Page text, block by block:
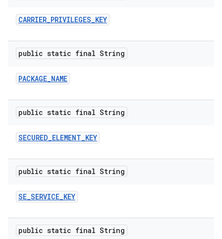
CARRIER_PRIVILEGES_KEY
public static final String
PACKAGE_NAME
public static final String
SECURED_ELEMENT_KEY
public static final String
SE_SERVICE_KEY
public static final String